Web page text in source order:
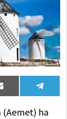
Compartir
en
Email
en
ha